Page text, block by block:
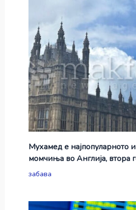
Мухамед е најпопуларното
момчиња во Англија, втора
забава